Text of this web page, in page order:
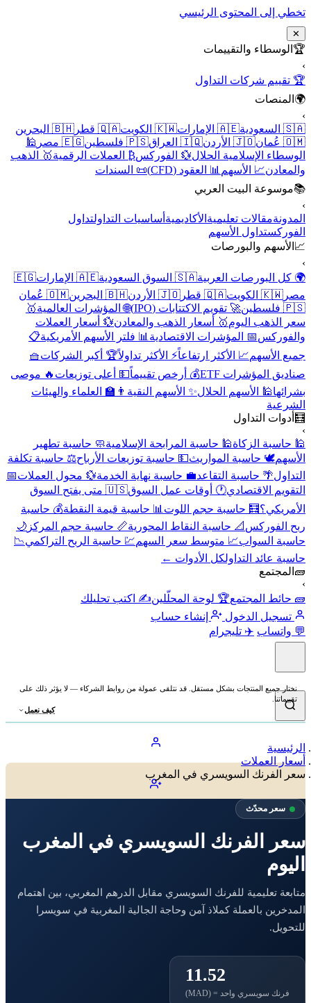
تخطي إلى المحتوى الرئيسي
✕
🏆 الوسطاء والتقييمات
›
🏆 تقييم شركات التداول
🌍 المنصات
›
🇸🇦 السعودية
🇦🇪 الإمارات 🇰🇼 الكويت 🇶🇦 قطر
🇧🇭 البحرين
🇴🇲 عُمان
🇯🇴 الأردن 🇮🇶 العراق 🇵🇸 فلسطين 🇪🇬 مصر
🕌
الوسطاء الإسلامية الحلال💱 الفوركس₿ العملات الرقمية🥇 الذهب
والمعادن📈 الأسهم 📊 العقود (CFD)
📜 السندات
📚موسوعة البيت العربي
›
المدونةمقالات تعليمية الأكاديمية أساسيات التداولتداول
الفوركستداول الأسهم
📈 الأسهم والبورصات
›
🌍 كل البورصات العربية🇸🇦 السوق السعودية 🇦🇪 الإمارات
🇪🇬
مصر 🇰🇼 الكويت 🇶🇦 قطر 🇯🇴 الأردن 🇧🇭 البحرين
🇴🇲 عُمان
🇵🇸 فلسطين
🚀 تقويم الاكتتابات (IPO) 🌐 المؤشرات العالمية🥇
سعر الذهب اليوم🥇 أسعار الذهب والمعادن💱 أسعار العملات
والفوركس📅 المؤشرات الاقتصادية 📊 فلتر الأسهم الأمريكية📋
جميع الأسهم📈 الأكثر ارتفاعاً⚡ الأكثر تداولاً🏆 أكبر الشركات🧺
صناديق المؤشرات ETF
💰 أرخص تقييماً💵 أعلى توزيعات 🔥 موصى
بشرائها🕌 الأسهم الحلال✨ الأسهم النقية 👨‍🏫 العلماء والهيئات
الشرعية
🧮 أدوات التداول
›
🕌 حاسبة الزكاة🕌 حاسبة المرابحة الإسلامية🧼 حاسبة تطهير
الأسهم🕊️ حاسبة المواريث💵 حاسبة توزيعات الأرباح⚖️ حاسبة تكلفة
التداول🌴 حاسبة التقاعد💼 حاسبة نهاية الخدمة💱 محول العملات📅
التقويم الاقتصادي🕐 أوقات عمل السوق
🇺🇸 متى يفتح السوق
الأمريكي؟🧮 حاسبة حجم اللوت 📊 حاسبة قيمة النقطة💰 حاسبة
ربح الفوركس 📐 حاسبة النقاط المحورية📏 حاسبة حجم المركز 🌙
حاسبة السواب📈 متوسط سعر السهم💹 حاسبة الربح التراكمي📉
حاسبة عائد التداولكل الأدوات ←
🧱 المجتمع
›
🧱 حائط المجتمع🏆 لوحة المحلّلين✍️ اكتب تحليلك
تسجيل الدخول
إنشاء حساب
💬 واتساب ✈️ تليجرام
نختار جميع المنتجات بشكل مستقل. قد نتلقى عمولة من روابط الشركاء — لا يؤثر ذلك على
تقييماتنا.
كيف نعمل
الرئيسية
أسعار العملات
سعر الفرنك السويسري في المغرب
سعر محدّث
سعر الفرنك السويسري في المغرب
اليوم
متابعة تعليمية للفرنك السويسري مقابل الدرهم المغربي، بين اهتمام
المدخرين بالعملة كملاذ آمن وحاجة الجالية المغربية في سويسرا
للتحويل.
11.52
فرنك سويسري واحد = (MAD)